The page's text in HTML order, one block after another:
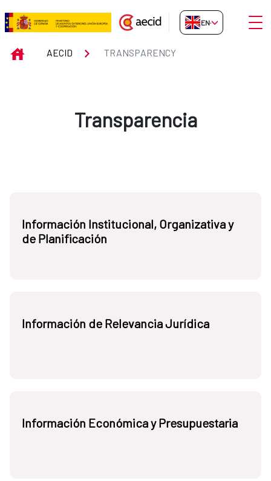
Skip to Main Content
Transparency
EN-GB
INICIOAECID TRANSPARENCY
Transparencia
Información Institucional, Organizativa y
de Planificación
Información de Relevancia Jurídica
Información Económica y Presupuestaria